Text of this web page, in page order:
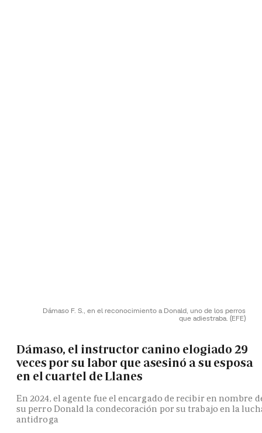
Dámaso F. S., en el reconocimiento a Donald, uno de los perros
que adiestraba. (EFE)
Dámaso, el instructor canino elogiado 29
veces por su labor que asesinó a su esposa
en el cuartel de Llanes
En 2024, el agente fue el encargado de recibir en nombre
su perro Donald la condecoración por su trabajo en la
antidroga